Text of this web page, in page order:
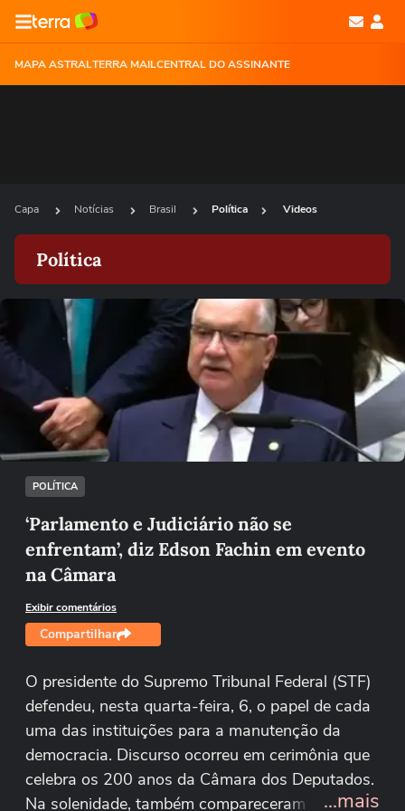
MAPA ASTRALTERRA MAILCENTRAL DO ASSINANTE
Capa Notícias Brasil Política Videos
Política
Não foi possível reproduzir o vídeo
Tentar novamente
POLÍTICA
‘Parlamento e Judiciário não se
enfrentam’, diz Edson Fachin em evento
na Câmara
Exibir comentários
Compartilhar
O presidente do Supremo Tribunal Federal (STF)
defendeu, nesta quarta-feira, 6, o papel de cada
uma das instituições para a manutenção da
democracia. Discurso ocorreu em cerimônia que
celebra os 200 anos da Câmara dos Deputados.
Na solenidade, também compareceram os...mais